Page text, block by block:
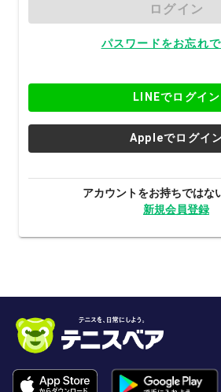
ログイン
パスワードをお忘れ
LINEでログイン
Appleでログイ
アカウントをお持ちではな
新規会員登録